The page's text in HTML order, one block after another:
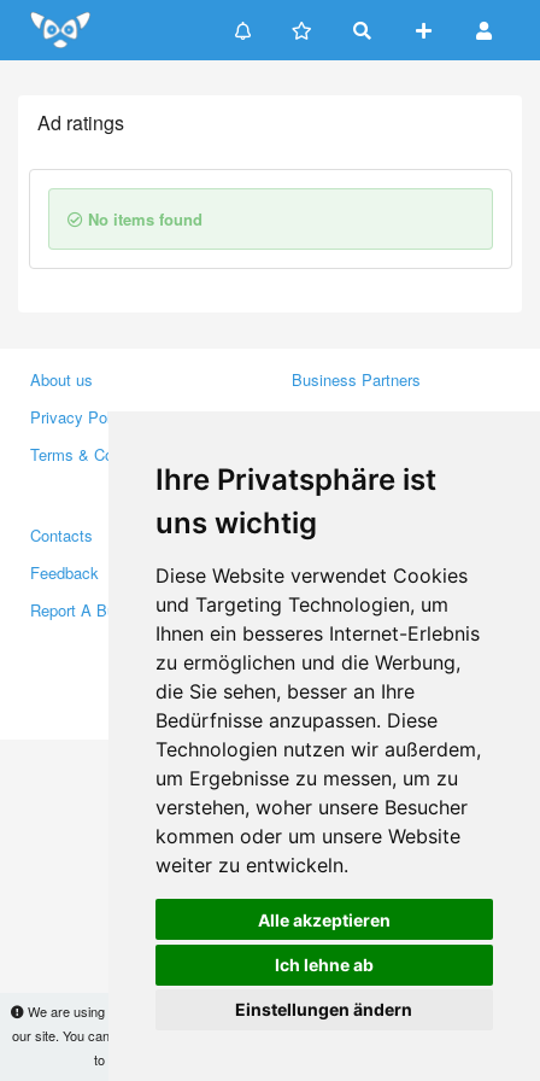
Ihre Privatsphäre ist
uns wichtig
Diese Website verwendet Cookies
und Targeting Technologien, um
Ihnen ein besseres Internet-Erlebnis
zu ermöglichen und die Werbung,
die Sie sehen, besser an Ihre
Bedürfnisse anzupassen. Diese
Technologien nutzen wir außerdem,
um Ergebnisse zu messen, um zu
verstehen, woher unsere Besucher
kommen oder um unsere Website
weiter zu entwickeln.
Alle akzeptieren
Ich lehne ab
Einstellungen ändern
Update cookies preferences
We are using cookies to provide statistics that help us give you the best experience of
our site. You can find out more
to use the site without changes, you are agreeing to it.
Ad ratings
No items found
About us
Privacy Policy
Terms & Conditions
Business Partners
Media
Contacts
Feedback
Report A Bug
Facebook
Twitter
YouTube
Google+
Makis© Copyright 2026